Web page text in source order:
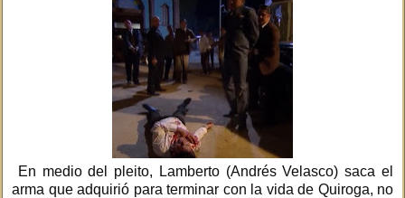
En medio del pleito, Lamberto (Andrés Velasco) saca el
arma que adquirió para terminar con la vida de Quiroga, no